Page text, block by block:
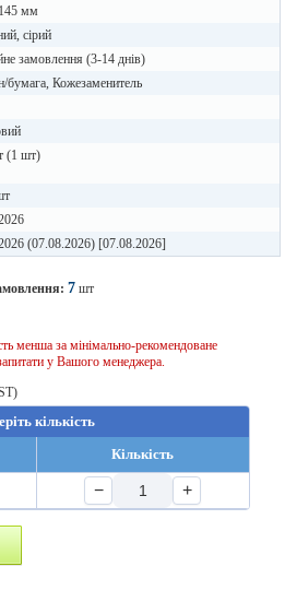
мм
сірий
замовлення (3-14 днів)
бумага, Кожезаменитель
(1 шт)
(07.08.2026) [07.08.2026]
7 шт
менша за мінімально-рекомендоване
у Вашого менеджера.
кількість
Кількість
− +